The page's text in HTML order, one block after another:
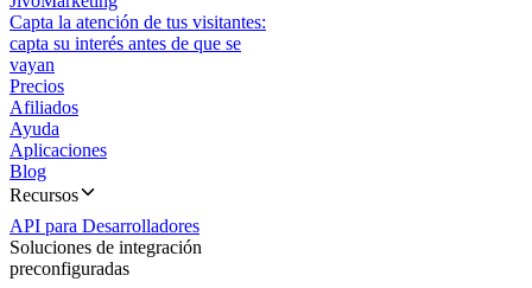
Capta la atención de tus visitantes:
capta su interés antes de que se
vayan
Precios
Afiliados
Ayuda
Aplicaciones
Blog
Recursos
API para Desarrolladores
Soluciones de integración
preconfiguradas